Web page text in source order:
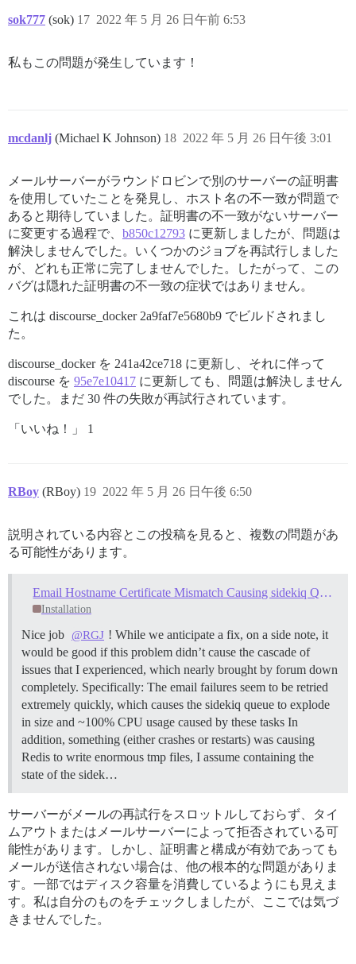
sidekiq-6.4.2/lib/sidekiq/processor.rb:131:in
sidekiq-6.4.2/lib/sidekiq/job_logger.rb:13:in `call'
sidekiq-6.4.2/lib/sidekiq/processor.rb:123:in
sidekiq-6.4.2/lib/sidekiq/processor.rb:162:in
sidekiq-6.4.2/lib/sidekiq/processor.rb:68:in `run'
sidekiq-6.4.2/lib/sidekiq/util.rb:56:in `watchdog'
sok777 (sok) 2022 年 5 月 26 日午前 6:53
17
私もこの問題が発生しています！
mcdanlj (Michael K Johnson) 2022 年 5 月 26 日午後 3:01
18
メールサーバーがラウンドロビンで別のサーバーの証明書
を使用していたことを発見し、ホスト名の不一致が問題で
あると期待していました。証明書の不一致がないサーバー
に変更する過程で、 b850c12793 に更新しましたが、問題は
解決しませんでした。いくつかのジョブを再試行しました
が、どれも正常に完了しませんでした。したがって、この
バグは隠れた証明書の不一致の症状ではありません。
これは discourse_docker 2a9faf7e5680b9 でビルドされまし
た。
discourse_docker を 241a42ce718 に更新し、それに伴って
discourse を 95e7e10417 に更新しても、問題は解決しません
でした。まだ 30 件の失敗が再試行されています。
「いいね！」 1
RBoy (RBoy) 2022 年 5 月 26 日午後 6:50
19
説明されている内容とこの投稿を見ると、複数の問題があ
る可能性があります。
Email Hostname Certificate Mismatch Causing sidekiq Queue Overload, Severe Site Instability
Installation
Nice job @RGJ ! While we anticipate a fix, on a side note, it
would be good if this problem didn’t cause the cascade of
issues that I experienced, which nearly brought by forum down
completely. Specifically: The email failures seem to be retried
extremely quickly, which causes the sidekiq queue to explode
in size and ~100% CPU usage caused by these tasks In
addition, something (either crashes or restarts) was causing
Redis to write enormous tmp files, I assume containing the
state of the sidek…
サーバーがメールの再試行をスロットルしておらず、タイ
ムアウトまたはメールサーバーによって拒否されている可
能性があります。しかし、証明書と構成が有効であっても
メールが送信されない場合は、他の根本的な問題がありま
す。一部ではディスク容量を消費しているようにも見えま
す。私は自分のものをチェックしましたが、ここでは気づ
きませんでした。